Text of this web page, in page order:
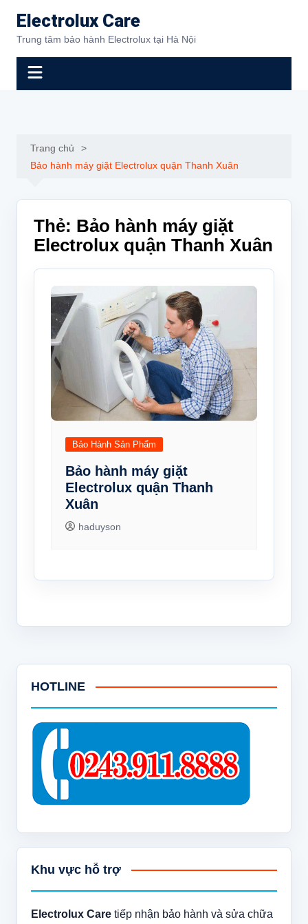
đến
phần
Electrolux Care
Trung tâm bảo hành Electrolux tại Hà Nội
Trang chủ
Bảo hành máy giặt Electrolux quận Thanh Xuân
Thẻ: Bảo hành máy giặt
Electrolux quận Thanh Xuân
Bảo Hành Sản Phẩm
Bảo hành máy giặt
Electrolux quận Thanh
Xuân
haduyson
HOTLINE
Khu vực hỗ trợ
Electrolux Caretiếp nhận bảo hành và sửa chữa